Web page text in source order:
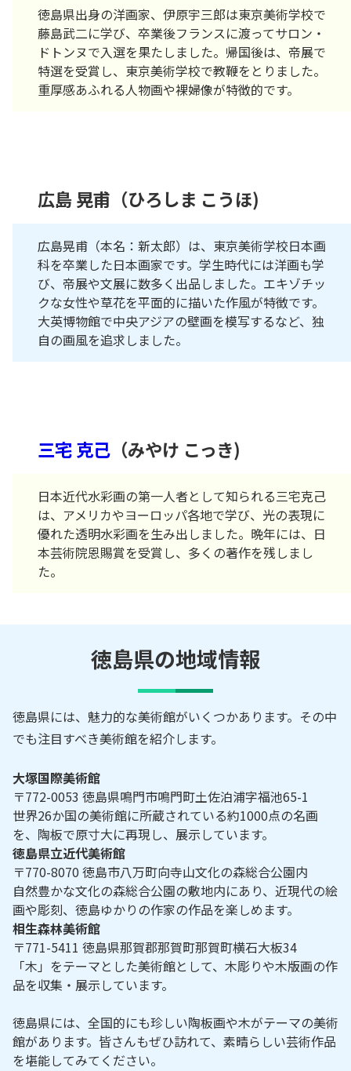
徳島県出身の洋画家、伊原宇三郎は東京美術学校で
藤島武二に学び、卒業後フランスに渡ってサロン・
ドトンヌで入選を果たしました。帰国後は、帝展で
特選を受賞し、東京美術学校で教鞭をとりました。
重厚感あふれる人物画や裸婦像が特徴的です。
広島 晃甫（ひろしま こうほ)
広島晃甫（本名：新太郎）は、東京美術学校日本画
科を卒業した日本画家です。学生時代には洋画も学
び、帝展や文展に数多く出品しました。エキゾチッ
クな女性や草花を平面的に描いた作風が特徴です。
大英博物館で中央アジアの壁画を模写するなど、独
自の画風を追求しました。
三宅 克己 （みやけ こっき)
日本近代水彩画の第一人者として知られる三宅克己
は、アメリカやヨーロッパ各地で学び、光の表現に
優れた透明水彩画を生み出しました。晩年には、日
本芸術院恩賜賞を受賞し、多くの著作を残しまし
た。
徳島県の地域情報
徳島県には、魅力的な美術館がいくつかあります。その中
でも注目すべき美術館を紹介します。
大塚国際美術館
〒772-0053 徳島県鳴門市鳴門町土佐泊浦字福池65-1
世界26か国の美術館に所蔵されている約1000点の名画
を、陶板で原寸大に再現し、展示しています。
徳島県立近代美術館
〒770-8070 徳島市八万町向寺山文化の森総合公園内
自然豊かな文化の森総合公園の敷地内にあり、近現代の絵
画や彫刻、徳島ゆかりの作家の作品を楽しめます。
相生森林美術館
〒771-5411 徳島県那賀郡那賀町那賀町横石大板34
「木」をテーマとした美術館として、木彫りや木版画の作
品を収集・展示しています。
徳島県には、全国的にも珍しい陶板画や木がテーマの美術
館があります。皆さんもぜひ訪れて、素晴らしい芸術作品
を堪能してみてください。